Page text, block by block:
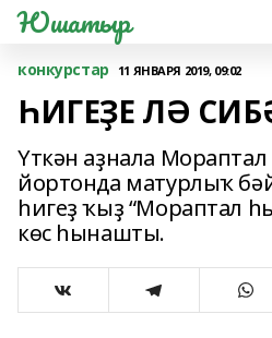
Юшатыр
конкурстар 11 ЯНВАРЯ 2019, 09:02
ҺИГЕҘЕ ЛӘ
Үткән аҙнала
йортонда матурлыҡ
һигеҙ ҡыҙ “Мораптал
көс һынашты.